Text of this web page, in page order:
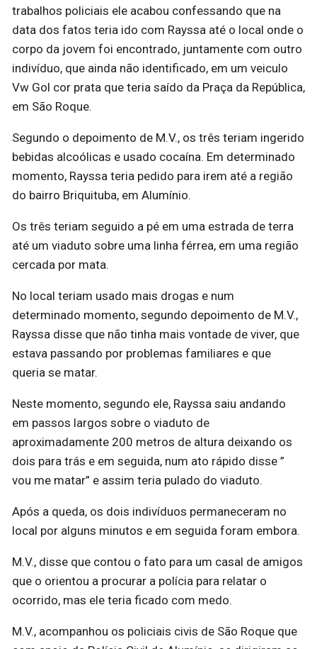
trabalhos policiais ele acabou confessando que na
data dos fatos teria ido com Rayssa até o local onde o
corpo da jovem foi encontrado, juntamente com outro
indivíduo, que ainda não identificado, em um veiculo
Vw Gol cor prata que teria saído da Praça da República,
em São Roque.
Segundo o depoimento de M.V., os três teriam ingerido
bebidas alcoólicas e usado cocaína. Em determinado
momento, Rayssa teria pedido para irem até a região
do bairro Briquituba, em Alumínio.
Os três teriam seguido a pé em uma estrada de terra
até um viaduto sobre uma linha férrea, em uma região
cercada por mata.
No local teriam usado mais drogas e num
determinado momento, segundo depoimento de M.V.,
Rayssa disse que não tinha mais vontade de viver, que
estava passando por problemas familiares e que
queria se matar.
Neste momento, segundo ele, Rayssa saiu andando
em passos largos sobre o viaduto de
aproximadamente 200 metros de altura deixando os
dois para trás e em seguida, num ato rápido disse ”
vou me matar” e assim teria pulado do viaduto.
Após a queda, os dois indivíduos permaneceram no
local por alguns minutos e em seguida foram embora.
M.V., disse que contou o fato para um casal de amigos
que o orientou a procurar a polícia para relatar o
ocorrido, mas ele teria ficado com medo.
M.V., acompanhou os policiais civis de São Roque que